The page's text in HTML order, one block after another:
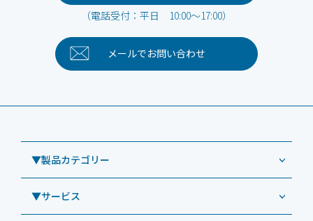
（電話受付：平日 10:00～17:00）
メールでお問い合わせ
▼製品カテゴリー
業務用タブレット
▼サービス